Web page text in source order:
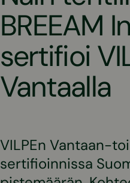
BREEAM
sertifioi
Vantaalla
VILPEn Vantaan-
sertifioinnissa